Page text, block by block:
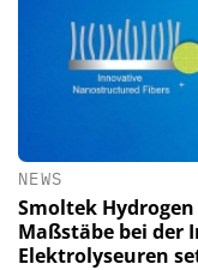
NEWS
Smoltek
Maßstäbe bei der
Elektrolyseuren